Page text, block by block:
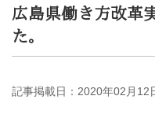
広島県働き方改革
た。
記事掲載日： 2020年02月12